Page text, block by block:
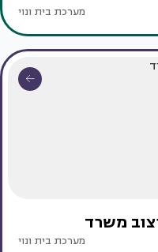
מערכת בית ונוי
משרד
מערכת בית ונוי